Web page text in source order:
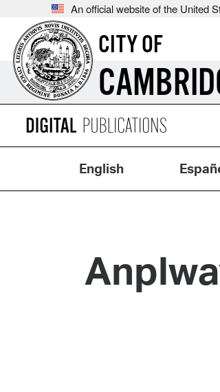
An official website of the United
CITY OF
English